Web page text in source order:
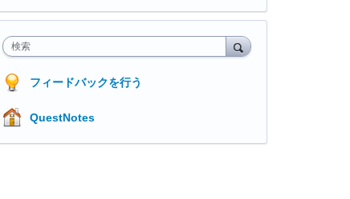
検索
フィードバックを行う
QuestNotes